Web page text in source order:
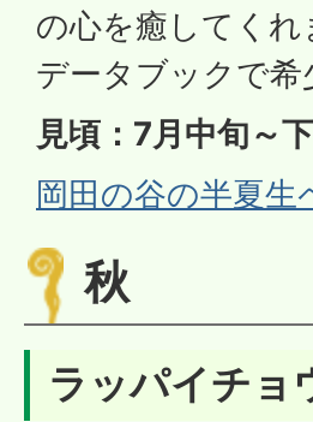
の心を癒してく
データブックで
見頃：7月中旬～
岡田の谷の半夏生
秋
ラッパイチョ